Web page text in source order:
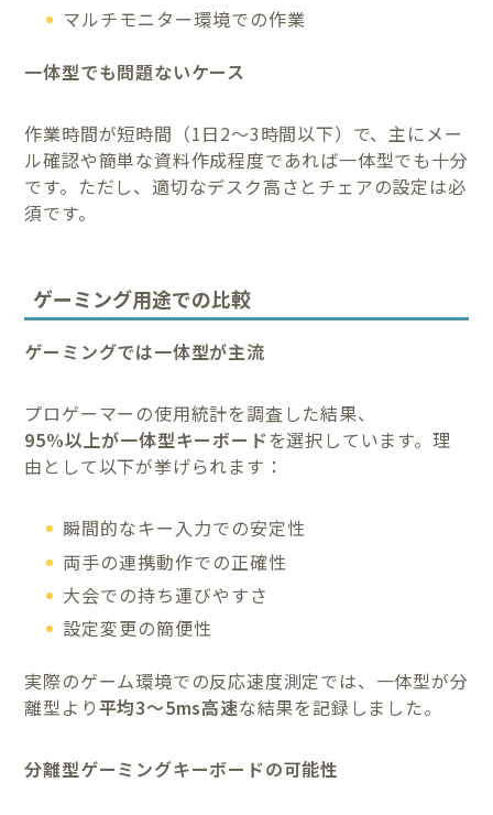
マルチモニター環境での作業
一体型でも問題ないケース
作業時間が短時間（1日2〜3時間以下）で、主にメー
ル確認や簡単な資料作成程度であれば一体型でも十分
です。ただし、適切なデスク高さとチェアの設定は必
須です。
ゲーミング用途での比較
ゲーミングでは一体型が主流
プロゲーマーの使用統計を調査した結果、
95%以上が一体型キーボードを選択しています。理
由として以下が挙げられます：
瞬間的なキー入力での安定性
両手の連携動作での正確性
大会での持ち運びやすさ
設定変更の簡便性
実際のゲーム環境での反応速度測定では、一体型が分
離型より平均3〜5ms高速な結果を記録しました。
分離型ゲーミングキーボードの可能性